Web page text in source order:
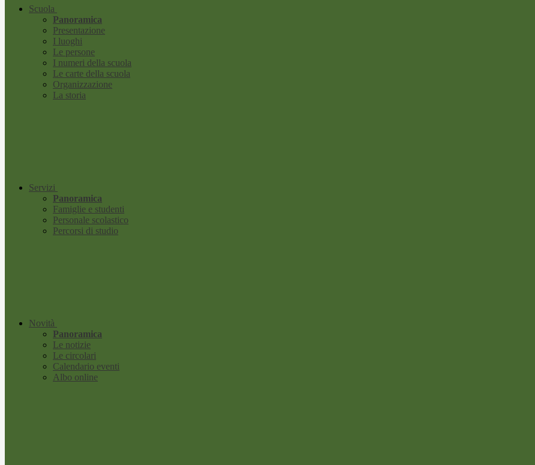
Scuola
Panoramica
Presentazione
I luoghi
Le persone
I numeri della scuola
Le carte della scuola
Organizzazione
La storia
Servizi
Panoramica
Famiglie e studenti
Personale scolastico
Percorsi di studio
Novità
Panoramica
Le notizie
Le circolari
Calendario eventi
Albo online